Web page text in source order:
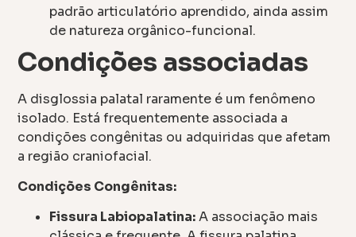
padrão articulatório aprendido, ainda assim
de natureza orgânico-funcional.
Condições associadas
A disglossia palatal raramente é um fenômeno
isolado. Está frequentemente associada a
condições congênitas ou adquiridas que afetam
a região craniofacial.
Condições Congênitas:
Fissura Labiopalatina:A associação mais